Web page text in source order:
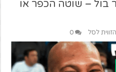
בול – שוטה הכפר או
הזווית לסל 0